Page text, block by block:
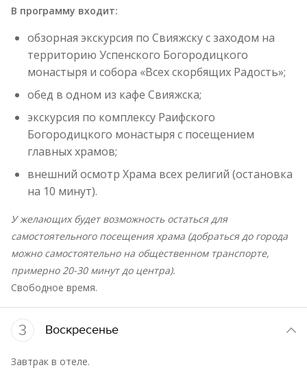
В программу входит:
обзорная экскурсия по Свияжску с заходом на
территорию Успенского Богородицкого
монастыря и собора «Всех скорбящих Радость»;
обед в одном из кафе Свияжска;
экскурсия по комплексу Раифского
Богородицкого монастыря с посещением
главных храмов;
внешний осмотр Храма всех религий (остановка
на 10 минут).
У желающих будет возможность остаться для
самостоятельного посещения храма (добраться до города
можно самостоятельно на общественном транспорте,
примерно 20-30 минут до центра).
Свободное время.
3 Воскресенье
Завтрак в отеле.